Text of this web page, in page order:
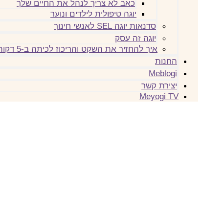
כאב לא צריך לנהל את החיים שלך
יוגה טיפולית לילדים ונוער
סדנאות יוגה SEL לאנשי חינוך
יוגה זה עסק
איך להחזיר את השקט והריכוז לכיתה ב-5 דקות?
החנות
Meblogi
יצירת קשר
Meyogi TV